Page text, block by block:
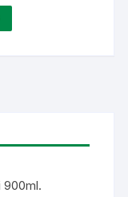
900ml.